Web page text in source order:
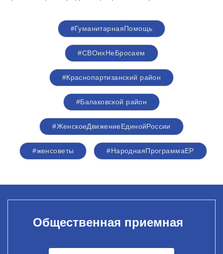
#ГуманитарнаяПомощь
#СВОихНеБросаем
#Краснопартизанский район
#Балаковской район
#ЖенскоеДвижениеЕдинойРоссии
#женсоветы #НароднаяПрограммаЕР
Общественная приемная